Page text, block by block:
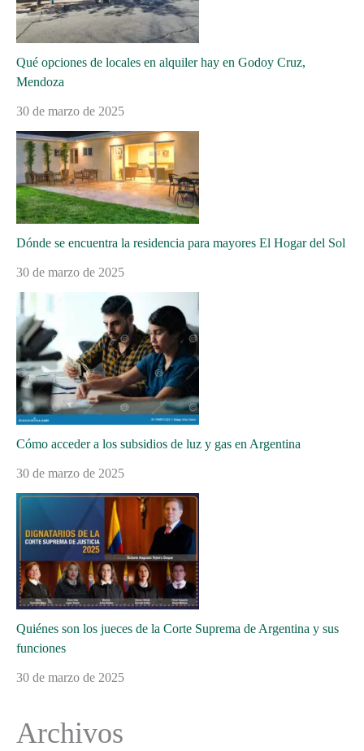
Qué opciones de locales en alquiler hay en Godoy Cruz,
Mendoza
30 de marzo de 2025
Dónde se encuentra la residencia para mayores El Hogar del Sol
30 de marzo de 2025
Cómo acceder a los subsidios de luz y gas en Argentina
30 de marzo de 2025
Quiénes son los jueces de la Corte Suprema de Argentina y sus
funciones
30 de marzo de 2025
Archivos